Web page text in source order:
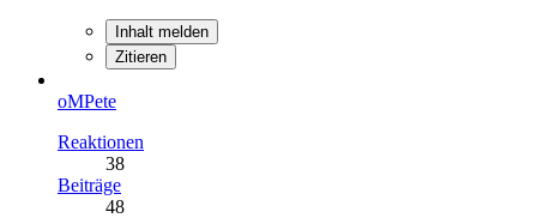
Inhalt melden
Zitieren
oMPete
Reaktionen
38
Beiträge
48